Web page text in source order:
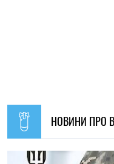
НОВИНИ ПРО